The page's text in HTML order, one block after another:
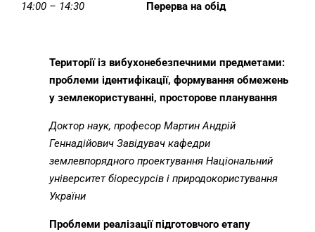
14:00 – 14:30 Перерва на обід
Території із вибухонебезпечними предметами:
проблеми ідентифікації, формування обмежень
у землекористуванні, просторове планування
Доктор наук, професор Мартин Андрій
Геннадійович Завідувач кафедри
землевпорядного проектування Національний
університет біоресурсів і природокористування
України
Проблеми реалізації підготовчого етапу